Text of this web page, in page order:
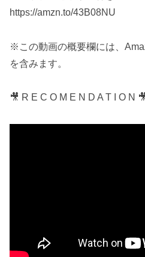
https://amzn.to/43B08NU
※この動画の概要欄には、
を含みます。
🎥 R E C O M E N D A T I O N